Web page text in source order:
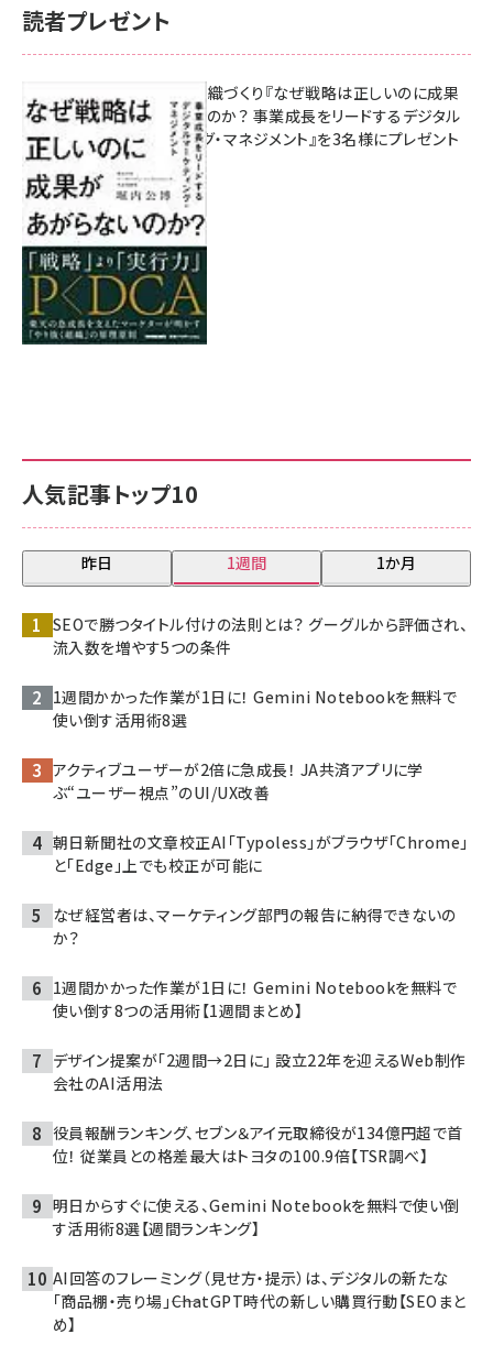
人気記事トップ10
昨日 1週間 1か月
SEOで勝つタイトル付けの法則とは？ グーグルから評価され、
流入数を増やす5つの条件
1週間かかった作業が1日に！ Gemini Notebookを無料で
使い倒す活用術8選
アクティブユーザーが2倍に急成長！ JA共済アプリに学
ぶ“ユーザー視点”のUI/UX改善
朝日新聞社の文章校正AI「Typoless」がブラウザ「Chrome」
と「Edge」上でも校正が可能に
なぜ経営者は、マーケティング部門の報告に納得できないの
か？
1週間かかった作業が1日に！ Gemini Notebookを無料で
使い倒す8つの活用術【1週間まとめ】
デザイン提案が「2週間→2日に」 設立22年を迎えるWeb制作
会社のAI活用法
役員報酬ランキング、セブン＆アイ元取締役が134億円超で首
位！ 従業員との格差最大はトヨタの100.9倍【TSR調べ】
明日からすぐに使える、Gemini Notebookを無料で使い倒
す活用術8選【週間ランキング】
AI回答のフレーミング（見せ方・提示）は、デジタルの新たな
「商品棚・売り場」――ChatGPT時代の新しい購買行動【SEOまと
め】
読者プレゼント
成果を生む組織づくり『なぜ戦略は正しいのに成果
があがらないのか？ 事業成長をリードするデジタル
マーケティング・マネジメント』を3名様にプレゼント
8月7日 10:00